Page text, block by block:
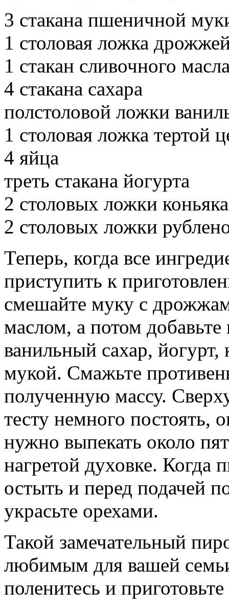
3 стакана пшеничной
1 столовая ложка
1 стакан сливочного
4 стакана сахара
полстоловой ложки
1 столовая ложка тертой
4 яйца
треть стакана йогурта
2 столовых ложки коньяка
2 столовых ложки
Теперь, когда все
приступить к
смешайте муку с
маслом, а потом добавьте
ванильный сахар, йогурт,
мукой. Смажьте
полученную массу.
тесту немного постоять,
нужно выпекать около
нагретой духовке. Когда
остыть и перед подачей
украсьте орехами.
Такой замечательный
любимым для вашей
поленитесь и